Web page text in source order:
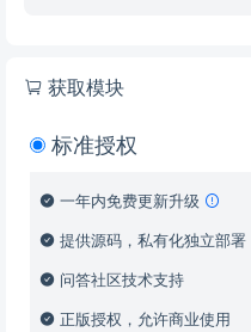
获取模块
标准授权
一年内免费更新升级
提供源码，私有化独立部署
问答社区技术支持
正版授权，允许商业使用